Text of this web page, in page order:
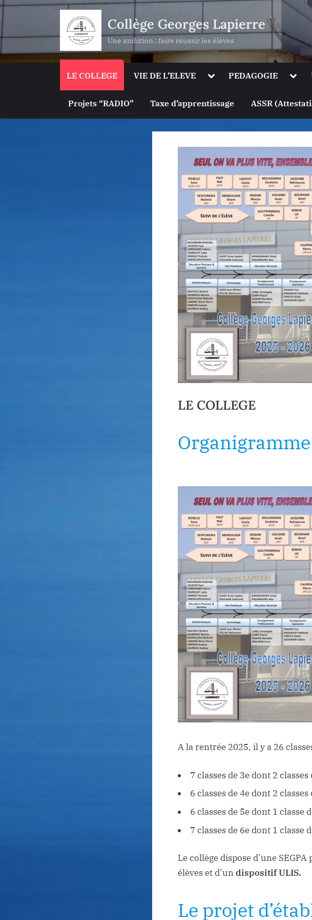
Skip
to
content
Collège Georges Lapierre
Une ambition : faire réussir les élèves
LE COLLEGE VIE DE L’ELEVE Toggle
sub-
PEDAGOGIE
Projets “RADIO” Taxe d’apprentissage ASSR
LE COLLEGE
A la rentrée 2025, il y a 26
7 classes de 3e dont 2 classes
6 classes de 4e dont 2 classes
6 classes de 5e dont 1 classe
7 classes de 6e dont 1 classe
Le collège dispose d’une
élèves et d’undispositif ULIS.
Le projet